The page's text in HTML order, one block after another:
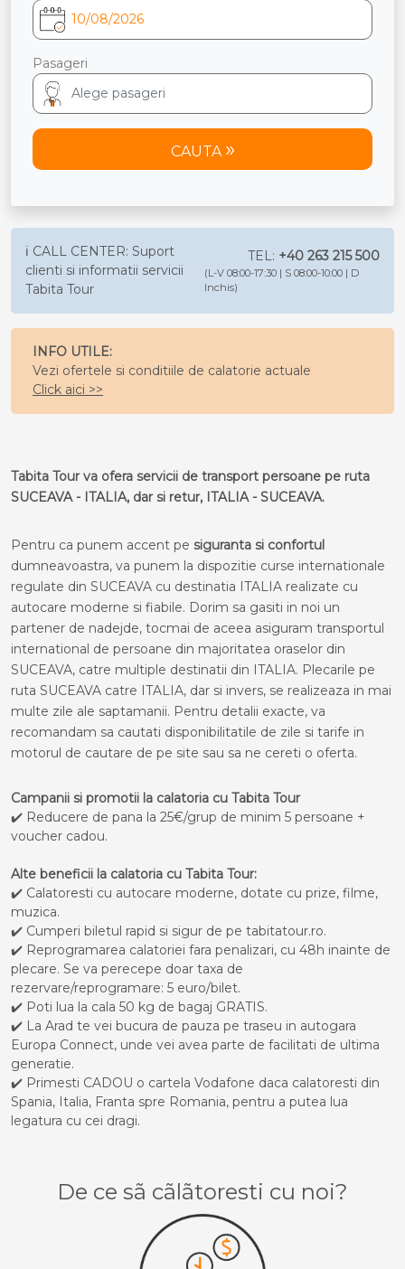
Pasageri
CAUTA
ℹ️ CALL CENTER: Suport
clienti si informatii servicii
Tabita Tour
TEL: +40 263 215 500
(L-V 08:00-17:30 | S 08:00-10:00 | D
Inchis)
INFO UTILE:
Vezi ofertele si conditiile de calatorie actuale
Click aici >>
Tabita Tour va ofera servicii de transport persoane pe ruta
SUCEAVA - ITALIA, dar si retur, ITALIA - SUCEAVA.
Pentru ca punem accent pe siguranta si confortul
dumneavoastra, va punem la dispozitie curse internationale
regulate din SUCEAVA cu destinatia ITALIA realizate cu
autocare moderne si fiabile. Dorim sa gasiti in noi un
partener de nadejde, tocmai de aceea asiguram transportul
international de persoane din majoritatea oraselor din
SUCEAVA, catre multiple destinatii din ITALIA. Plecarile pe
ruta SUCEAVA catre ITALIA, dar si invers, se realizeaza in mai
multe zile ale saptamanii. Pentru detalii exacte, va
recomandam sa cautati disponibilitatile de zile si tarife in
motorul de cautare de pe site sau sa ne cereti o oferta.
Campanii si promotii la calatoria cu Tabita Tour
✔️ Reducere de pana la 25€/grup de minim 5 persoane +
voucher cadou.
Alte beneficii la calatoria cu Tabita Tour:
✔️ Calatoresti cu autocare moderne, dotate cu prize, filme,
muzica.
✔️ Cumperi biletul rapid si sigur de pe tabitatour.ro.
✔️ Reprogramarea calatoriei fara penalizari, cu 48h inainte de
plecare. Se va perecepe doar taxa de
rezervare/reprogramare: 5 euro/bilet.
✔️ Poti lua la cala 50 kg de bagaj GRATIS.
✔️ La Arad te vei bucura de pauza pe traseu in autogara
Europa Connect, unde vei avea parte de facilitati de ultima
generatie.
✔️ Primesti CADOU o cartela Vodafone daca calatoresti din
Spania, Italia, Franta spre Romania, pentru a putea lua
legatura cu cei dragi.
De ce sã cãlãtoresti cu noi?